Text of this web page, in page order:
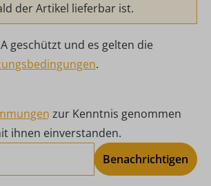
der Artikel lieferbar ist.
geschützt und es gelten die
.
zur Kenntnis genommen
ihnen einverstanden.
Benachrichtigen